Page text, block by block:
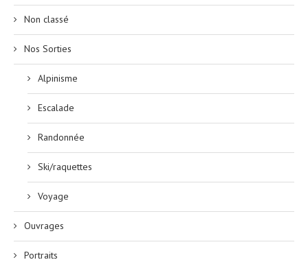
Non classé
Nos Sorties
Alpinisme
Escalade
Randonnée
Ski/raquettes
Voyage
Ouvrages
Portraits